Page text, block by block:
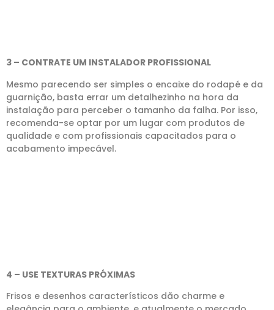
3 – CONTRATE UM INSTALADOR PROFISSIONAL
Mesmo parecendo ser simples o encaixe do rodapé e da
guarnição, basta errar um detalhezinho na hora da
instalação para perceber o tamanho da falha. Por isso,
recomenda-se optar por um lugar com produtos de
qualidade e com profissionais capacitados para o
acabamento impecável.
4 – USE TEXTURAS PRÓXIMAS
Frisos e desenhos característicos dão charme e